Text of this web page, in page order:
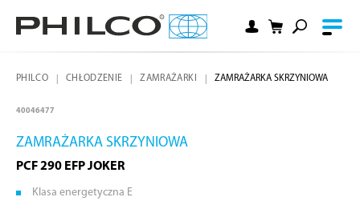
PHILCO CHŁODZENIE ZAMRAŻARKI ZAMRAŻARKA SKRZYNIOWA
40046477
ZAMRAŻARKA SKRZYNIOWA
PCF 290 EFP JOKER
Klasa energetyczna E